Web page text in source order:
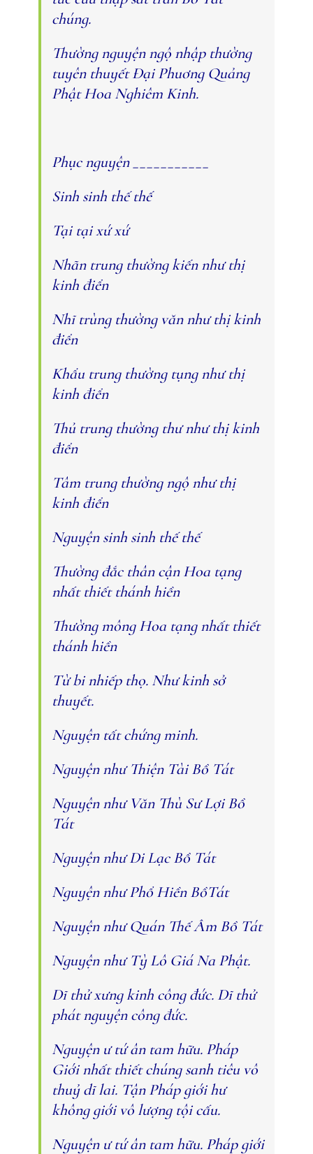
chúng.
Thường nguyện ngộ nhập thường
tuyên thuyết Đại Phuơng Quảng
Phật Hoa Nghiêm Kinh.
Phục nguyện ___________
Sinh sinh thế thế
Tại tại xứ xứ
Nhãn trung thường kiến như thị
kinh điển
Nhĩ trùng thường văn như thị kinh
điển
Khẩu trung thường tụng như thị
kinh điển
Thủ trung thường thư như thị kinh
điển
Tâm trung thường ngộ như thị
kinh điển
Nguyện sinh sinh thế thế
Thường đắc thân cận Hoa tạng
nhất thiết thánh hiền
Thường mông Hoa tạng nhất thiết
thánh hiền
Từ bi nhiếp thọ. Như kinh sở
thuyết.
Nguyện tất chứng minh.
Nguyện như Thiện Tài Bồ Tát
Nguyện như Văn Thù Sư Lợi Bồ
Tát
Nguyện như Di Lạc Bồ Tát
Nguyện như Phổ Hiền BồTát
Nguyện như Quán Thế Âm Bồ Tát
Nguyện như Tỳ Lô Giá Na Phật.
Dĩ thử xưng kinh công đức. Dĩ thử
phát nguyện công đức.
Nguyện ư tứ ân tam hữu. Pháp
Giới nhất thiết chúng sanh tiêu vô
thuỷ dĩ lai. Tận Pháp giới hư
không giới vô lượng tội cấu.
Nguyện ư tứ ân tam hữu. Pháp giới